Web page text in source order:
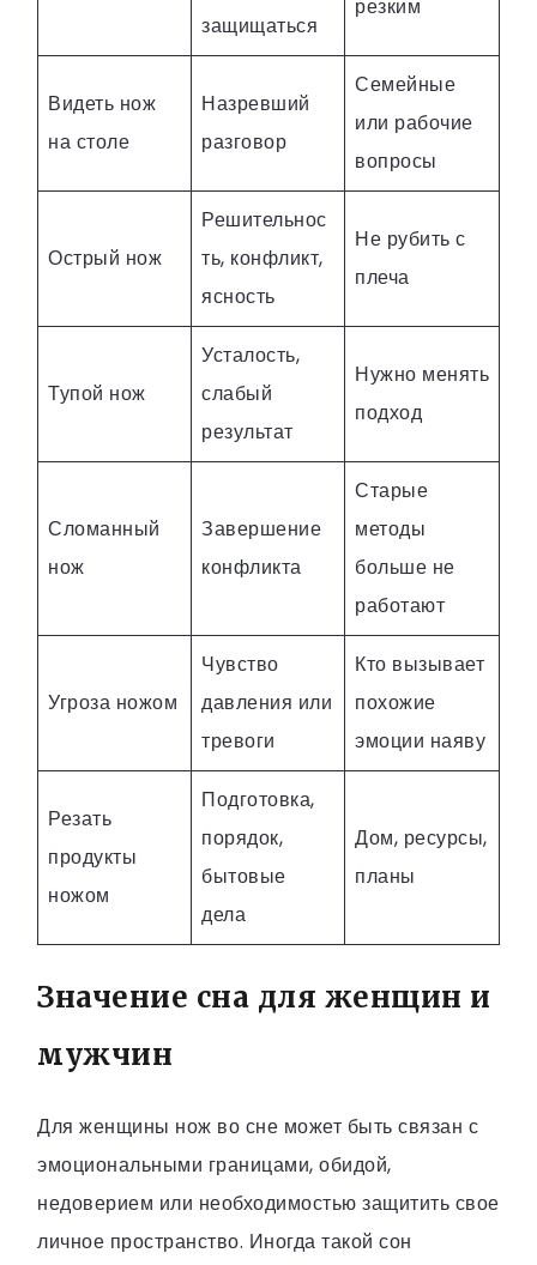
защищаться
резким
Видеть нож
на столе
Назревший
разговор
Семейные
или рабочие
вопросы
Острый нож
Решительнос
ть, конфликт,
ясность
Не рубить с
плеча
Тупой нож
Усталость,
слабый
результат
Нужно менять
подход
Сломанный
нож
Завершение
конфликта
Старые
методы
больше не
работают
Угроза ножом
Чувство
давления или
тревоги
Кто вызывает
похожие
эмоции наяву
Резать
продукты
ножом
Подготовка,
порядок,
бытовые
дела
Дом, ресурсы,
планы
Значение сна для женщин и
мужчин
Для женщины нож во сне может быть связан с
эмоциональными границами, обидой,
недоверием или необходимостью защитить свое
личное пространство. Иногда такой сон